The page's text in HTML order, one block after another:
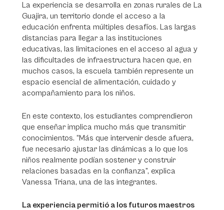
La experiencia se desarrolla en zonas rurales de La
Guajira, un territorio donde el acceso a la
educación enfrenta múltiples desafíos. Las largas
distancias para llegar a las instituciones
educativas, las limitaciones en el acceso al agua y
las dificultades de infraestructura hacen que, en
muchos casos, la escuela también represente un
espacio esencial de alimentación, cuidado y
acompañamiento para los niños.
En este contexto, los estudiantes comprendieron
que enseñar implica mucho más que transmitir
conocimientos. “Más que intervenir desde afuera,
fue necesario ajustar las dinámicas a lo que los
niños realmente podían sostener y construir
relaciones basadas en la confianza”, explica
Vanessa Triana, una de las integrantes.
La experiencia permitió a los futuros maestros